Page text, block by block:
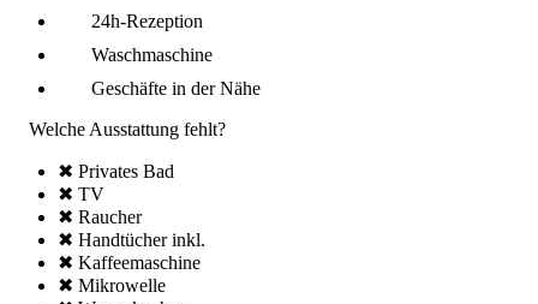
24h-Rezeption
Wasch­maschine
Geschäfte in der Nähe
Welche Ausstattung fehlt?
✖ Privates Bad
✖ TV
✖ Raucher
✖ Handtücher inkl.
✖ Kaffee­maschine
✖ Mikro­welle